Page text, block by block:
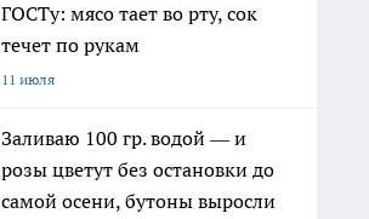
ГОСТу: мясо тает во рту, сок
течет по рукам
11 июля
Заливаю 100 гр. водой — и
розы цветут без остановки до
самой осени, бутоны выросли